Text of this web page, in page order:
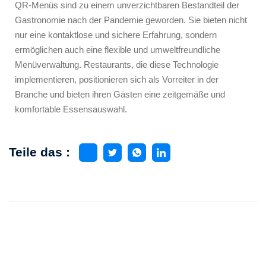
QR-Menüs sind zu einem unverzichtbaren Bestandteil der
Gastronomie nach der Pandemie geworden. Sie bieten nicht
nur eine kontaktlose und sichere Erfahrung, sondern
ermöglichen auch eine flexible und umweltfreundliche
Menüverwaltung. Restaurants, die diese Technologie
implementieren, positionieren sich als Vorreiter in der
Branche und bieten ihren Gästen eine zeitgemäße und
komfortable Essensauswahl.
Teile das :